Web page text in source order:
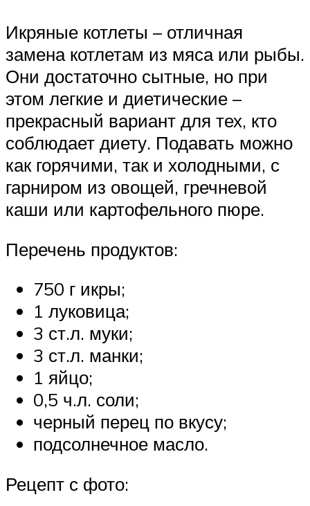
Икряные котлеты – отличная
замена котлетам из мяса или рыбы.
Они достаточно сытные, но при
этом легкие и диетические –
прекрасный вариант для тех, кто
соблюдает диету. Подавать можно
как горячими, так и холодными, с
гарниром из овощей, гречневой
каши или картофельного пюре.
Перечень продуктов:
750 г икры;
1 луковица;
3 ст.л. муки;
3 ст.л. манки;
1 яйцо;
0,5 ч.л. соли;
черный перец по вкусу;
подсолнечное масло.
Рецепт с фото: